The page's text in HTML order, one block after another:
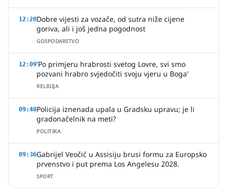
12:20Dobre vijesti za vozače, od sutra niže cijene
goriva, ali i još jedna pogodnost
GOSPODARSTVO
12:09'Po primjeru hrabrosti svetog Lovre, svi smo
pozvani hrabro svjedočiti svoju vjeru u Boga'
RELIGIJA
09:40Policija iznenada upala u Gradsku upravu; je li
gradonačelnik na meti?
POLITIKA
09:36Gabrijel Veočić u Assisiju brusi formu za Europsko
prvenstvo i put prema Los Angelesu 2028.
SPORT